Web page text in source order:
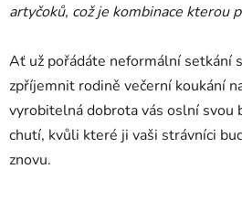
artyčoků, což je kombinace kterou
Ať už pořádáte neformální setkání
zpříjemnit rodině večerní koukání
vyrobitelná dobrota vás oslní svou
chutí, kvůli které ji vaši strávníci
znovu.